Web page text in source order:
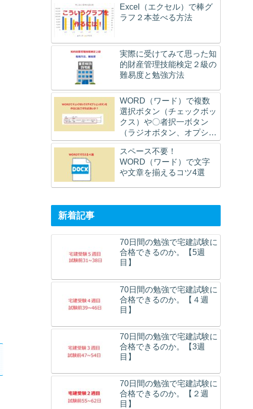
Excel（エクセル）で棒グ
ラフ２本並べる方法
実際に受けてみて思った知
的財産管理技能検定２級の
難易度と勉強方法
WORD（ワード）で複数
選択ボタン（チェックボッ
クス）や〇者択一ボタン
（ラジオボタン、オプショ
ンボタン）を作るにはどう
すれば良いのか？
スペース不要！
WORD（ワード）で文字
や文章を揃えるコツ4選
新着記事
70日間の勉強で宅建試験に
合格できるのか。【5週
目】
70日間の勉強で宅建試験に
合格できるのか。【４週
目】
70日間の勉強で宅建試験に
合格できるのか。【3週
目】
70日間の勉強で宅建試験に
合格できるのか。【２週
目】